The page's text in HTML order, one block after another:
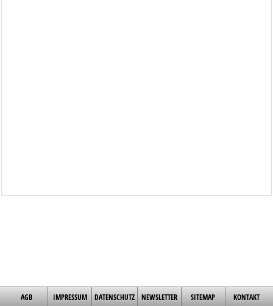
AGB IMPRESSUM DATENSCHUTZ NEWSLETTER SITEMAP KONTAKT